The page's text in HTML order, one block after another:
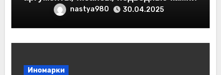
nastya980 30.04.2025
Иномарки